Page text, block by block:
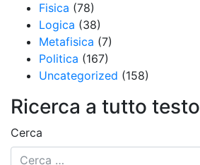
Fisica (78)
Logica (38)
Metafisica (7)
Politica (167)
Uncategorized (158)
Ricerca a tutto testo
Cerca